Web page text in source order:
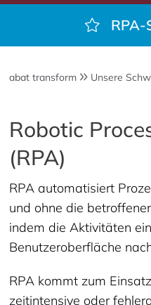
abat transform Unsere
Robotic
(RPA)
RPA automatisiert
und ohne die
indem die Aktivitäten
Benutzeroberfläche
RPA kommt zum
zeitintensive oder